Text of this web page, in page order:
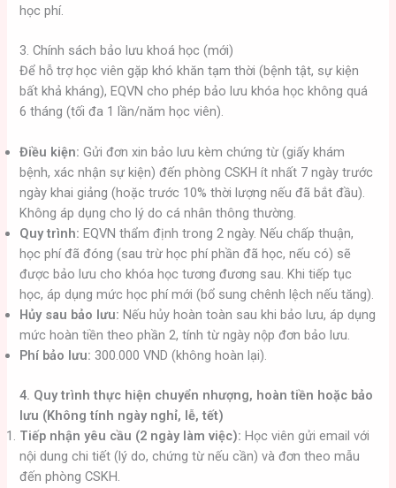
học phí.
3. Chính sách bảo lưu khoá học (mới)
Để hỗ trợ học viên gặp khó khăn tạm thời (bệnh tật, sự kiện
bất khả kháng), EQVN cho phép bảo lưu khóa học không quá
6 tháng (tối đa 1 lần/năm học viên).
Điều kiện: Gửi đơn xin bảo lưu kèm chứng từ (giấy khám
bệnh, xác nhận sự kiện) đến phòng CSKH ít nhất 7 ngày trước
ngày khai giảng (hoặc trước 10% thời lượng nếu đã bắt đầu).
Không áp dụng cho lý do cá nhân thông thường.
Quy trình: EQVN thẩm định trong 2 ngày. Nếu chấp thuận,
học phí đã đóng (sau trừ học phí phần đã học, nếu có) sẽ
được bảo lưu cho khóa học tương đương sau. Khi tiếp tục
học, áp dụng mức học phí mới (bổ sung chênh lệch nếu tăng).
Hủy sau bảo lưu: Nếu hủy hoàn toàn sau khi bảo lưu, áp dụng
mức hoàn tiền theo phần 2, tính từ ngày nộp đơn bảo lưu.
Phí bảo lưu: 300.000 VND (không hoàn lại).
4. Quy trình thực hiện chuyển nhượng, hoàn tiền hoặc bảo
lưu (Không tính ngày nghỉ, lễ, tết)
Tiếp nhận yêu cầu (2 ngày làm việc): Học viên gửi email với
nội dung chi tiết (lý do, chứng từ nếu cần) và đơn theo mẫu
đến phòng CSKH.